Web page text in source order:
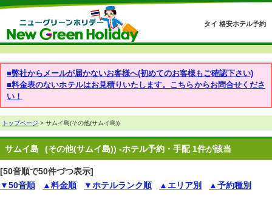
タイ 格安ホテル予約
■弊社からメールが届かないお客様へ(初めてのお客様もご確認下さい)
■料金表のないホテルはお見積りいたします。こちらからお問合せくださ
い！
トップページ > サムイ島(その他(サムイ島))
サムイ島 (その他(サムイ島)) -ホテル予約・手配 1件が該当
[50音順で50件づつ表示]
▼50音順
▲料金順 ▼ホテルランク順 ▲エリア別 ▲予約種別